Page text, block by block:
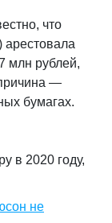
что
млн рублей,
—
бумагах.
в 2020 году,
не